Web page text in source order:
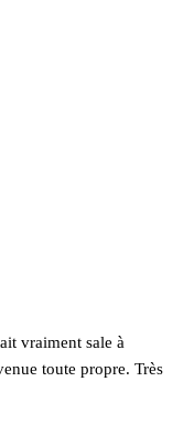
vraiment sale à
toute propre. Très